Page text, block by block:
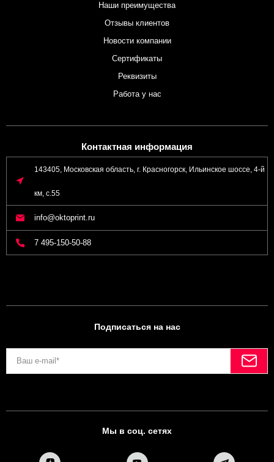
Наши преимущества
Отзывы клиентов
Новости компании
Сертификаты
Реквизиты
Работа у нас
Контактная информация
143405, Московская область, г. Красногорск, Ильинское шоссе, 4-й
км, с.55
info@oktoprint.ru
7 495-150-50-88
Подписаться на нас
Мы в соц. сетях